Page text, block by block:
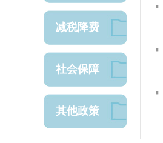
减税降费
社会保障
其他政策